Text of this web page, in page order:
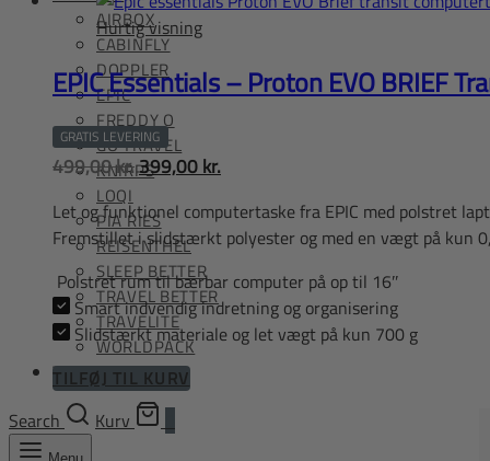
AIRBOX
CABINFLY
DOPPLER
EPIC
FREDDY O
GO TRAVEL
KNIRPS
LOQI
PIA RIES
REISENTHEL
SLEEP BETTER
TRAVEL BETTER
TRAVELITE
WORLDPACK
TILBUD
Search Kurv
Hurtig visning
EPIC Essentials – Proton EVO BRIEF
GRATIS LEVERING
499,00kr.Den
pris
var:
499,00 kr..
399,00kr.
pris
er:
399,00 kr..
Let og funktionel computertaske fra EPIC med polstret
Fremstillet i slidstærkt polyester og med en vægt på kun
Polstret rum til bærbar computer på op til 16″
Smart indvendig indretning og organisering
Slidstærkt materiale og let vægt på kun 700 g
TILFØJ TIL KURV